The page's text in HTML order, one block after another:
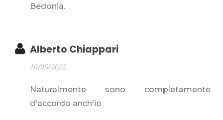
Bedonia.
Alberto Chiappari
10/05/2022
Naturalmente sono completamente
d'accordo anch'io